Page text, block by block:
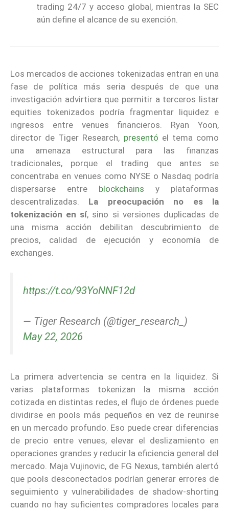
trading 24/7 y acceso global, mientras la SEC
aún define el alcance de su exención.
Los mercados de acciones tokenizadas entran en una
fase de política más seria después de que una
investigación advirtiera que permitir a terceros listar
equities tokenizados podría fragmentar liquidez e
ingresos entre venues financieros. Ryan Yoon,
director de Tiger Research, presentó el tema como
una amenaza estructural para las finanzas
tradicionales, porque el trading que antes se
concentraba en venues como NYSE o Nasdaq podría
dispersarse entre blockchains y plataformas
descentralizadas. La preocupación no es la
tokenización en sí, sino si versiones duplicadas de
una misma acción debilitan descubrimiento de
precios, calidad de ejecución y economía de
exchanges.
https://t.co/93YoNNF12d
— Tiger Research (@tiger_research_)
May 22, 2026
La primera advertencia se centra en la liquidez. Si
varias plataformas tokenizan la misma acción
cotizada en distintas redes, el flujo de órdenes puede
dividirse en pools más pequeños en vez de reunirse
en un mercado profundo. Eso puede crear diferencias
de precio entre venues, elevar el deslizamiento en
operaciones grandes y reducir la eficiencia general del
mercado. Maja Vujinovic, de FG Nexus, también alertó
que pools desconectados podrían generar errores de
seguimiento y vulnerabilidades de shadow-shorting
cuando no hay suficientes compradores locales para